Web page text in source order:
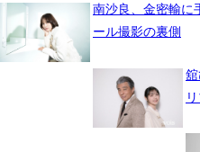
南沙良、金密輸
ール撮影の裏側